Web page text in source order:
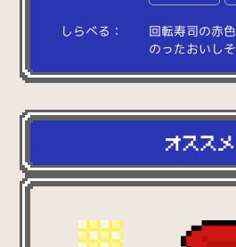
しらべる： 回転寿司の赤色
のったおい しそ